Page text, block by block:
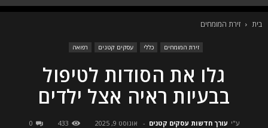
בית זירת המומחים
זירת המומחים כללי עסקים קטנים רפואה
גלו את הסודות לטיפול
בבעיות ראיה אצל ילדים
ע"י עורך חדשות עסקים קטנים - אוגוסט 9, 2025 433
0